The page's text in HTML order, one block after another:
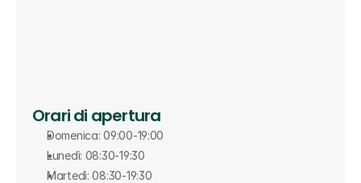
Orari di apertura
Domenica: 09:00-19:00
Lunedì: 08:30-19:30
Martedì: 08:30-19:30